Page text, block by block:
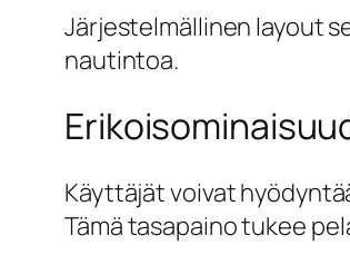
Järjestelmällinen layout
nautintoa.
Käyttäjät voivat
Tämä tasapaino tukee